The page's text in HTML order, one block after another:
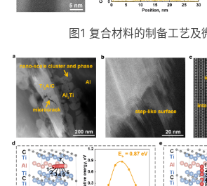
图1 复合材料的制备工艺及